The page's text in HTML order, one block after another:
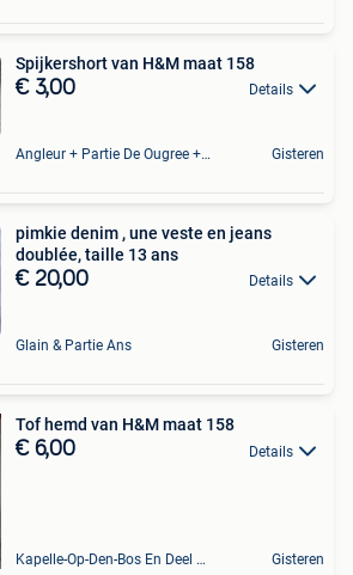
Spijkershort van H&M maat 158
€ 3,00 Details
Angleur + Partie De Ougree + Partie De Tilff Et De Embourg Gisteren
pimkie denim , une veste en jeans
doublée, taille 13 ans
€ 20,00 Details
Glain & Partie Ans Gisteren
Tof hemd van H&M maat 158
€ 6,00 Details
Kapelle-Op-Den-Bos En Deel Van Zemst Gisteren